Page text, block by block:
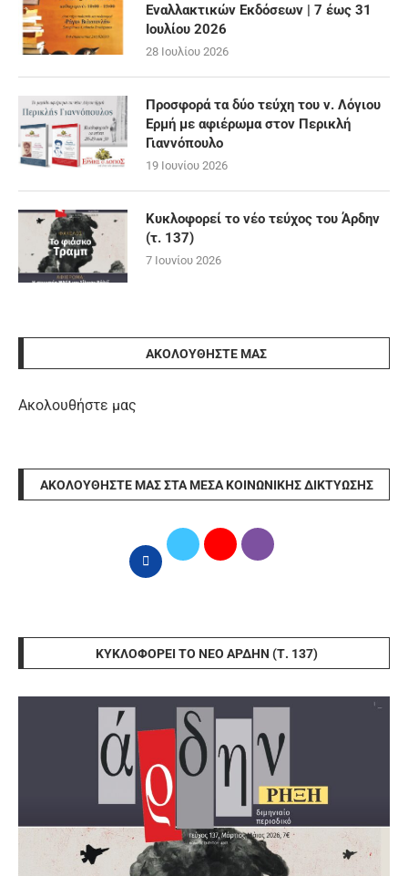
Εναλλακτικών Εκδόσεων | 7 έως 31
Ιουλίου 2026
28 Ιουλίου 2026
Προσφορά τα δύο τεύχη του ν. Λόγιου
Ερμή με αφιέρωμα στον Περικλή
Γιαννόπουλο
19 Ιουνίου 2026
Κυκλοφορεί το νέο τεύχος του Άρδην
(τ. 137)
7 Ιουνίου 2026
ΑΚΟΛΟΥΘΉΣΤΕ ΜΑΣ
Ακολουθήστε μας
ΑΚΟΛΟΥΘΉΣΤΕ ΜΑΣ ΣΤΑ ΜΈΣΑ ΚΟΙΝΩΝΙΚΉΣ ΔΙΚΤΎΩΣΗΣ
ΚΥΚΛΟΦΟΡΕΊ ΤΟ ΝΈΟ ΆΡΔΗΝ (Τ. 137)